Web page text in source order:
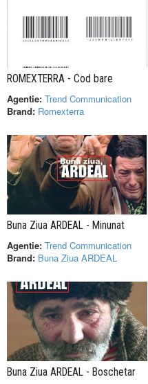
ROMEXTERRA - Cod bare
Agentie: Trend Communication
Brand: Romexterra
Buna Ziua ARDEAL - Minunat
Agentie: Trend Communication
Brand: Buna Ziua ARDEAL
Buna Ziua ARDEAL - Boschetar